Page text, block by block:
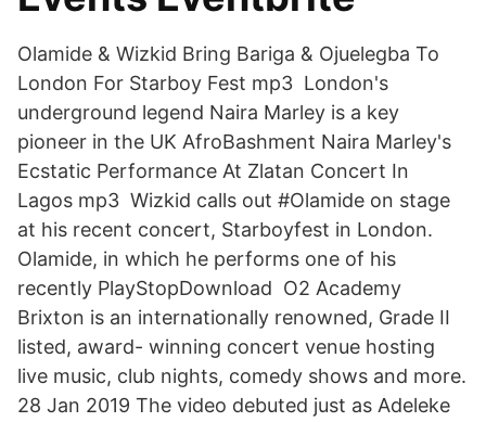
Olamide & Wizkid Bring Bariga & Ojuelegba To
London For Starboy Fest mp3 London's
underground legend Naira Marley is a key
pioneer in the UK AfroBashment Naira Marley's
Ecstatic Performance At Zlatan Concert In
Lagos mp3 Wizkid calls out #Olamide on stage
at his recent concert, Starboyfest in London.
Olamide, in which he performs one of his
recently PlayStopDownload O2 Academy
Brixton is an internationally renowned, Grade II
listed, award- winning concert venue hosting
live music, club nights, comedy shows and more.
28 Jan 2019 The video debuted just as Adeleke